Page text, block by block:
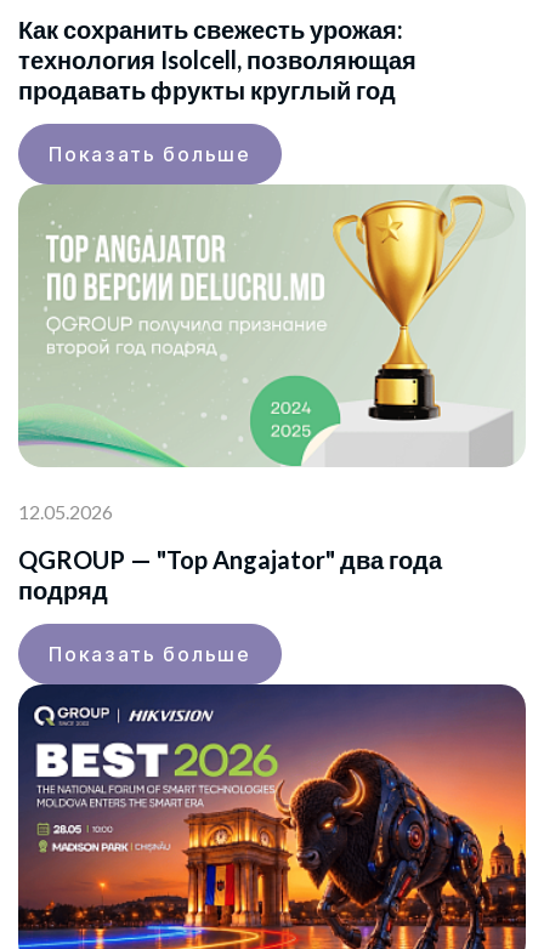
Как сохранить свежесть урожая:
технология Isolcell, позволяющая
продавать фрукты круглый год
Показать больше
12.05.2026
QGROUP — "Top Angajator" два года
подряд
Показать больше